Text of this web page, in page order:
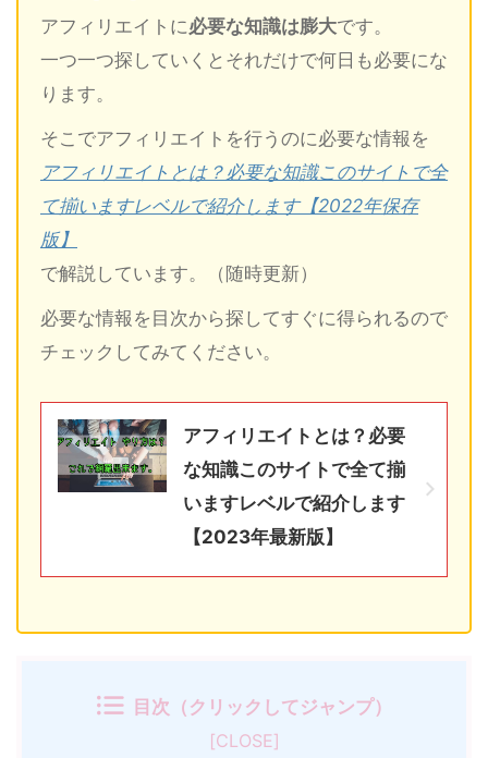
アフィリエイトに必要な知識は膨大です。
一つ一つ探していくとそれだけで何日も必要にな
ります。
そこでアフィリエイトを行うのに必要な情報を
アフィリエイトとは？必要な知識このサイトで全
て揃いますレベルで紹介します【2022年保存
版】
で解説しています。（随時更新）
必要な情報を目次から探してすぐに得られるので
チェックしてみてください。
アフィリエイトとは？必要
な知識このサイトで全て揃
いますレベルで紹介します
【2023年最新版】
目次（クリックしてジャンプ）
[CLOSE]